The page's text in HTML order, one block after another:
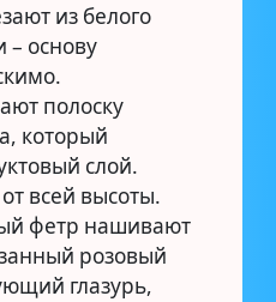
из белого
– основу
полоску
который
слой.
всей высоты.
фетр нашивают
розовый
глазурь,